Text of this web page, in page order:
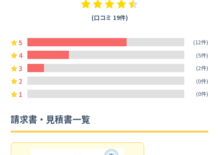
(口コミ 19件)
5 (12件)
4 (5件)
3 (2件)
2 (0件)
1 (0件)
請求書・見積書一覧